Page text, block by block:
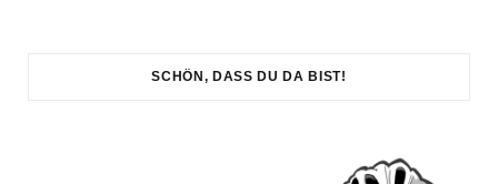
SCHÖN, DASS DU DA BIST!